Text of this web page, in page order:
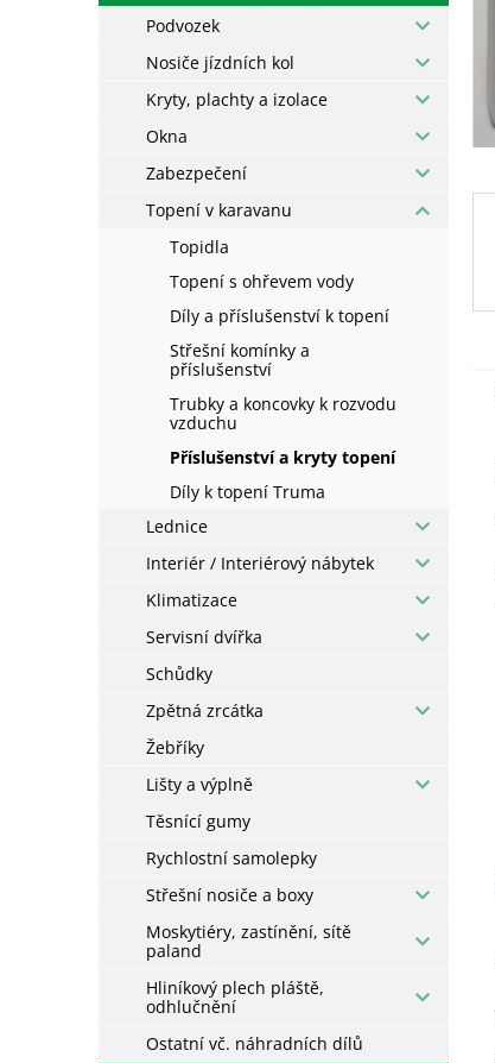
Podvozek
Nosiče jízdních kol
Kryty, plachty a izolace
Okna
Zabezpečení
Topení v karavanu
Topidla
Topení s ohřevem vody
Díly a příslušenství k topení
Střešní komínky a
příslušenství
Trubky a koncovky k rozvodu
vzduchu
Příslušenství a kryty topení
Díly k topení Truma
Lednice
Interiér / Interiérový nábytek
Klimatizace
Servisní dvířka
Schůdky
Zpětná zrcátka
Žebříky
Lišty a výplně
Těsnící gumy
Rychlostní samolepky
Střešní nosiče a boxy
Moskytiéry, zastínění, sítě
paland
Hliníkový plech pláště,
odhlučnění
Ostatní vč. náhradních dílů